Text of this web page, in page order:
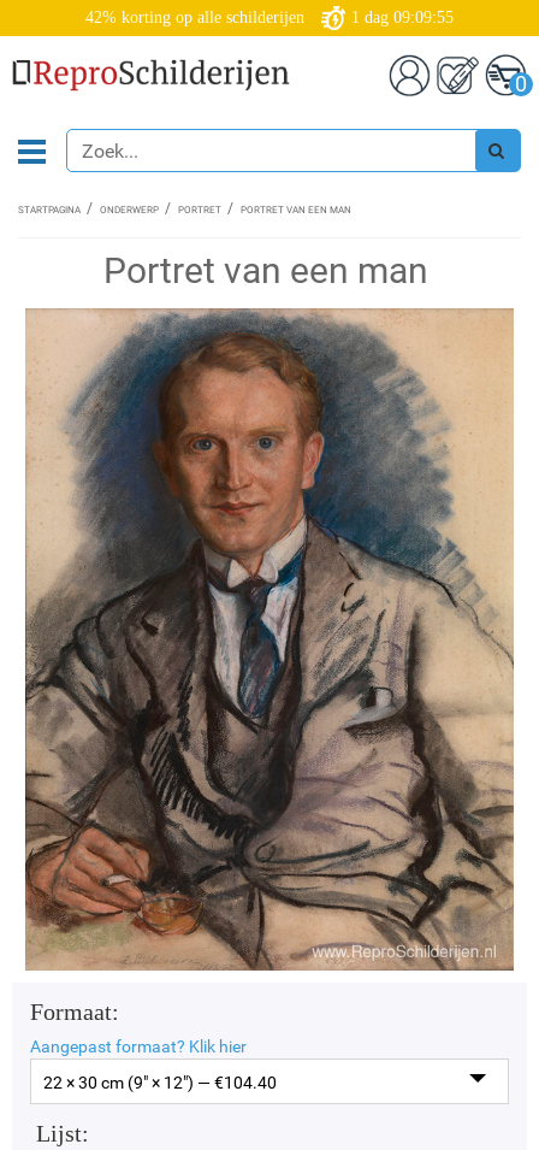
42% korting op alle schilderijen 1 dag 09:09:55
0
STARTPAGINA ONDERWERP PORTRET PORTRET VAN EEN MAN
Portret van een man
Formaat:
Aangepast formaat? Klik hier
22 × 30 cm (9" × 12") — €104.40
Lijst: